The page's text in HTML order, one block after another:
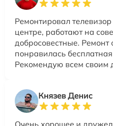
Ремонтировал
центре, работают на
добросовестные. Ремонт
понравилась
Рекомендую всем своим
Князев Денис